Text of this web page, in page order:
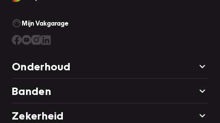
Mijn Vakgarage
Onderhoud
Banden
Zekerheid